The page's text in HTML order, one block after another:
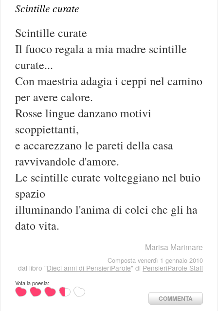
Scintille curate
Scintille curate
Il fuoco regala a mia madre scintille
curate...
Con maestria adagia i ceppi nel camino
per avere calore.
Rosse lingue danzano motivi
scoppiettanti,
e accarezzano le pareti della casa
ravvivandole d'amore.
Le scintille curate volteggiano nel buio
spazio
illuminando l'anima di colei che gli ha
dato vita.
Marisa Marimare
Composta venerdì 1 gennaio 2010
dal libro "Dieci anni di PensieriParole" di PensieriParole Staff
Vota la poesia:
COMMENTA